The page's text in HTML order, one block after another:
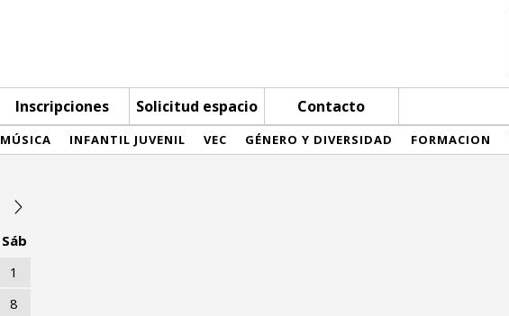
Inscripciones Solicitud espacio Contacto
MÚSICA INFANTIL JUVENIL VEC GÉNERO Y DIVERSIDAD FORMACION
Sáb
1
8